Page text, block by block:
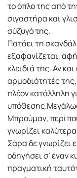
το όπλο της από
σιγαστήρα και
σύζυγό της.
Πατάει τη
εξαφανίζεται,
κλειδιά της. Αν
αρµοδιότητές
πλέον κατάλληλη
Μπρούµαν,
γνωρίζει
Σάρα δε γνωρίζει
οδηγήσει σ’ έναν
πραγµατική